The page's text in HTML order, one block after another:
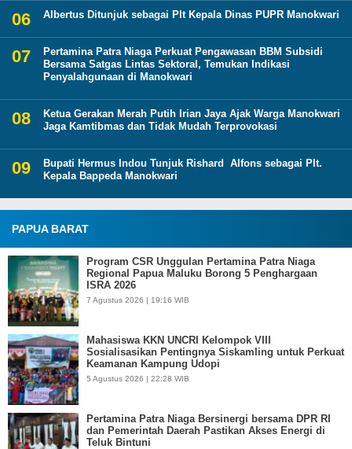
Albertus Ditunjuk sebagai Plt Kepala Dinas PUPR Manokwari
Pertamina Patra Niaga Perkuat Pengawasan BBM Subsidi
Bersama Satgas Lintas Sektoral, Temukan Indikasi
Penyalahgunaan di Manokwari
Ketua Gerakan Merah Putih Irian Jaya Ajak Warga Manokwari
Jaga Kamtibmas dan Tidak Mudah Terprovokasi
Bupati Hermus Indou Tunjuk Rishard Alfons sebagai Plt.
Kepala Bappeda Manokwari
PAPUA BARAT
Program CSR Unggulan Pertamina Patra Niaga
Regional Papua Maluku Borong 5 Penghargaan
ISRA 2026
7 Agustus 2026 | 19:16 WIB
Mahasiswa KKN UNCRI Kelompok VIII
Sosialisasikan Pentingnya Siskamling untuk Perkuat
Keamanan Kampung Udopi
5 Agustus 2026 | 22:28 WIB
Pertamina Patra Niaga Bersinergi bersama DPR RI
dan Pemerintah Daerah Pastikan Akses Energi di
Teluk Bintuni